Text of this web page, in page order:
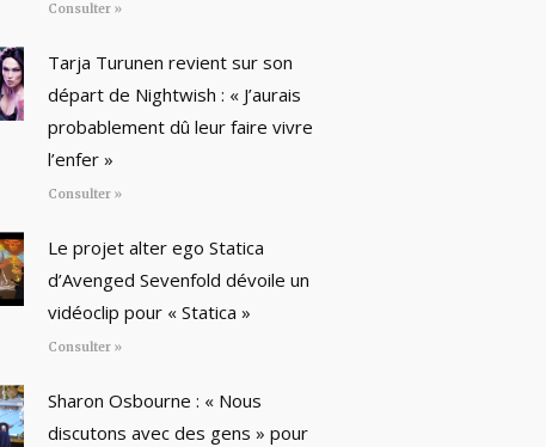
Consulter »
Tarja Turunen revient sur son
départ de Nightwish : « J’aurais
probablement dû leur faire vivre
l’enfer »
Consulter »
Le projet alter ego Statica
d’Avenged Sevenfold dévoile un
vidéoclip pour « Statica »
Consulter »
Sharon Osbourne : « Nous
discutons avec des gens » pour